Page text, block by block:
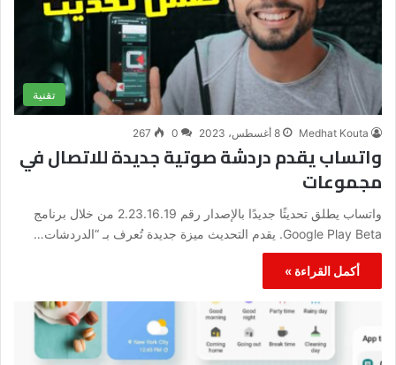
تقنية
Medhat Kouta 8 أغسطس، 2023 0
267
واتساب يقدم دردشة صوتية جديدة للاتصال في
مجموعات
واتساب يطلق تحديثًا جديدًا بالإصدار رقم 2.23.16.19 من خلال برنامج
Google Play Beta. يقدم التحديث ميزة جديدة تُعرف بـ “الدردشات…
أكمل القراءة »